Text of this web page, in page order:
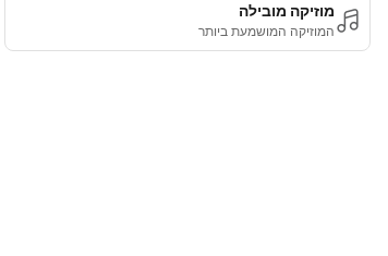
מוזיקה מובילה
המוזיקה המושמעת ביותר